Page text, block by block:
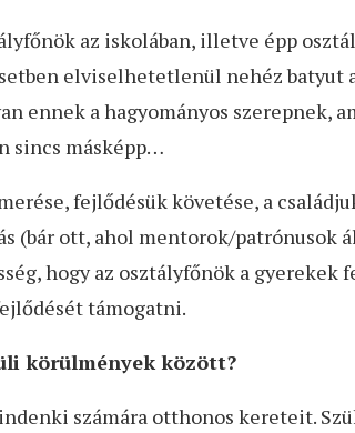
az iskolában, illetve épp
elviselhetetlenül nehéz batyut
ennek a hagyományos szerepnek,
sincs másképp…
fejlődésük követése, a
(bár ott, ahol mentorok/patrónusok
hogy az osztályfőnök a gyerekek
támogatni.
körülmények között?
számára otthonos kereteit.